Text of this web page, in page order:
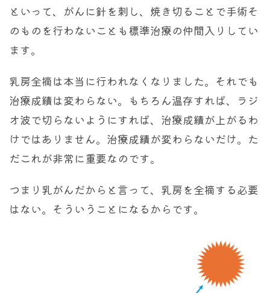
といって、がんに針を刺し、焼き切ることで手術そ
のものを行わないことも標準治療の仲間入りしてい
ます。
乳房全摘は本当に行われなくなりました。それでも
治療成績は変わらない。もちろん温存すれば、ラジ
オ波で切らないようにすれば、治療成績が上がるわ
けではありません。治療成績が変わらないだけ。た
だこれが非常に重要なのです。
つまり乳がんだからと言って、乳房を全摘する必要
はない。そういうことになるからです。